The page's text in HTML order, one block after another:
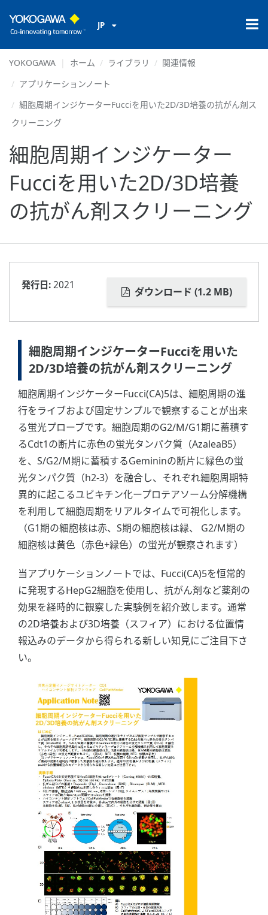
JP
YOKOGAWA ホーム ライブラリ
関連情報
アプリケーションノート
細胞周期インジケーターFucciを用いた2D/3D培養の抗がん剤ス
クリーニング
細胞周期インジケーター
Fucciを用いた2D/3D培養
の抗がん剤スクリーニング
ダウンロード (1.2 MB)
発行日:2021
細胞周期インジケーターFucciを用いた
2D/3D培養の抗がん剤スクリーニング
細胞周期インジケーターFucci(CA)5は、細胞周期の進
行をライブおよび固定サンプルで観察することが出来
る蛍光プローブです。細胞周期のG2/M/G1期に蓄積す
るCdt1の断片に赤色の蛍光タンパク質（AzaleaB5）
を、S/G2/M期に蓄積するGemininの断片に緑色の蛍
光タンパク質（h2-3）を融合し、それぞれ細胞周期特
異的に起こるユビキチン化ープロテアソーム分解機構
を利用して細胞周期をリアルタイムで可視化します。
（G1期の細胞核は赤、S期の細胞核は緑、 G2/M期の
細胞核は黄色（赤色+緑色）の蛍光が観察されます）
当アプリケーションノートでは、Fucci(CA)5を恒常的
に発現するHepG2細胞を使用し、抗がん剤など薬剤の
効果を経時的に観察した実験例を紹介致します。通常
の2D培養および3D培養（スフィア）における位置情
報込みのデータから得られる新しい知見にご注目下さ
い。